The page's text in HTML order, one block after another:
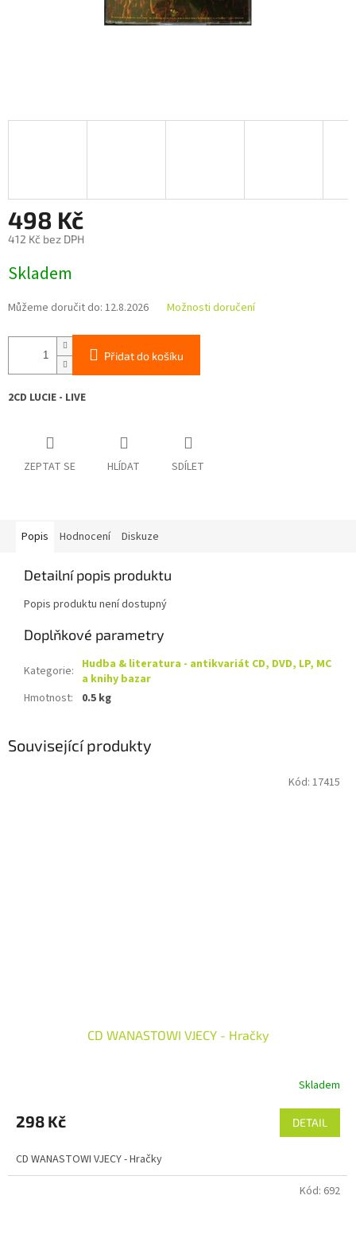
498 Kč
412 Kč bez DPH
cena:
Skladem
Můžeme doručit do: 12.8.2026 Možnosti doručení
Přidat do košíku
2CD LUCIE - LIVE
ZEPTAT SE HLÍDAT SDÍLET
Popis Hodnocení Diskuze
Detailní popis produktu
Popis produktu není dostupný
Doplňkové parametry
Kategorie: Hudba & literatura - antikvariát CD, DVD, LP, MC
a knihy bazar
Hmotnost: 0.5 kg
Související produkty
CD WANASTOWI VJECY - Hračky
Skladem
298 Kč DETAIL
CD WANASTOWI VJECY - Hračky
Kód: 17415
Kód: 692